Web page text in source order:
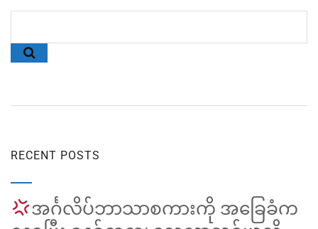
RECENT POSTS
အင်္ဂလိပ်ဘာသာစကားကို အခြေခံက